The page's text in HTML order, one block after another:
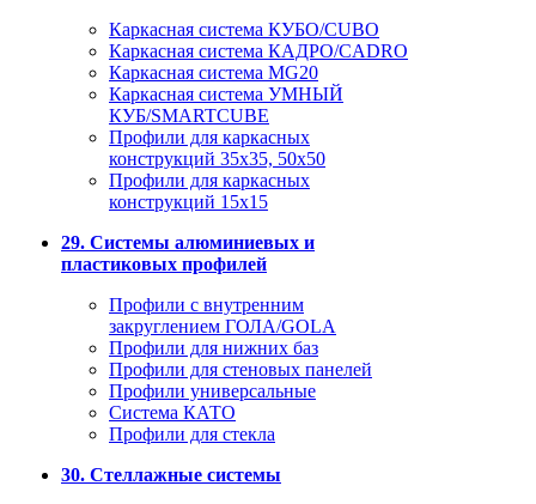
Каркасная система КУБО/CUBO
Каркасная система КАДРО/CADRO
Каркасная система MG20
Каркасная система УМНЫЙ
КУБ/SMARTCUBE
Профили для каркасных
конструкций 35x35, 50x50
Профили для каркасных
конструкций 15х15
29. Системы алюминиевых и
пластиковых профилей
Профили с внутренним
закруглением ГОЛА/GOLA
Профили для нижних баз
Профили для стеновых панелей
Профили универсальные
Система КАТО
Профили для стекла
30. Стеллажные системы